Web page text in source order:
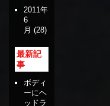
2011年
6
月 (28)
最新記
事
ボディ
ーにヘ
ッドラ